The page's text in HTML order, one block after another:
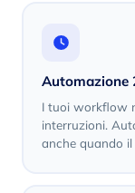
Automazione
I tuoi workflow
interruzioni.
anche quando